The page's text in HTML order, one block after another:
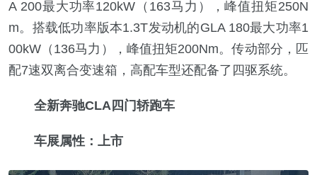
A 200最大功率120kW（163马力），峰值扭矩250N
m。搭载低功率版本1.3T发动机的GLA 180最大功率1
00kW（136马力），峰值扭矩200Nm。传动部分，匹
配7速双离合变速箱，高配车型还配备了四驱系统。
全新奔驰CLA四门轿跑车
车展属性：上市